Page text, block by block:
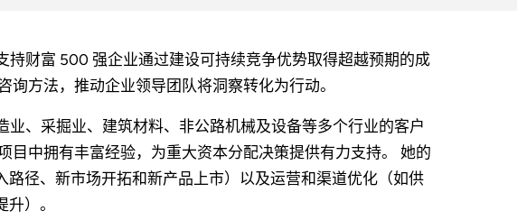
持财富 500 强企业通过建设可持续竞争优势取得超越预期的成
方法，推动企业领导团队将洞察转化为行动。
业、采掘业、建筑材料、非公路机械及设备等多个行业的客户
目中拥有丰富经验，为重大资本分配决策提供有力支持。 她的
径、新市场开拓和新产品上市）以及运营和渠道优化（如供
）。